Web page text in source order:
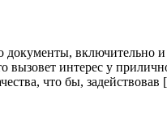
интерес у
что бы,